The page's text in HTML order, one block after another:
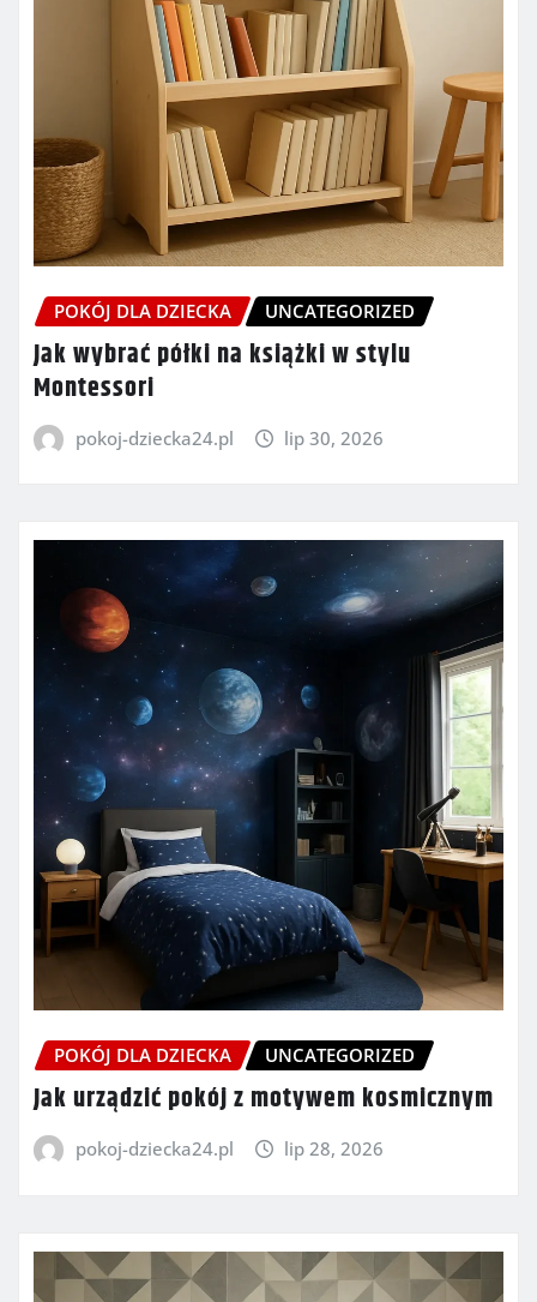
POKÓJ DLA DZIECKA UNCATEGORIZED
Jak wybrać półki na książki w stylu
Montessori
pokoj-dziecka24.pl lip 30, 2026
POKÓJ DLA DZIECKA UNCATEGORIZED
Jak urządzić pokój z motywem kosmicznym
pokoj-dziecka24.pl lip 28, 2026